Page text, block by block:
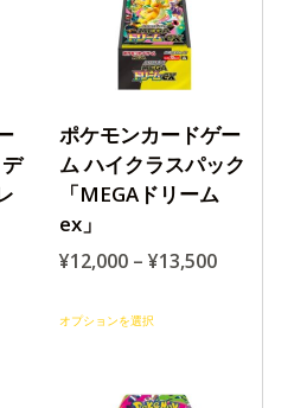
ポケモンカードゲー
ム ハイクラスパック
「MEGAドリーム
ex」
¥12,000– ¥13,500
オプションを選択